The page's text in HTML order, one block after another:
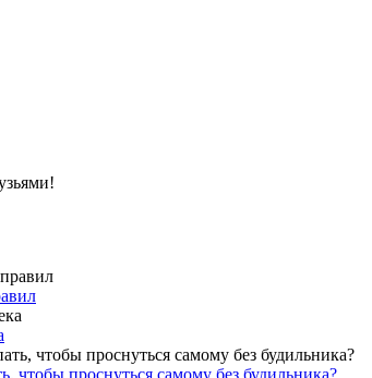
чтобы проснуться самому без будильника?